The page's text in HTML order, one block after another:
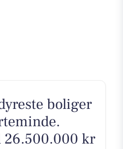
boliger
26.500.000 kr